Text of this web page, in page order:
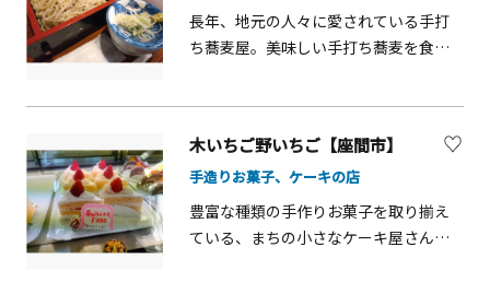
長年、地元の人々に愛されている手打
ち蕎麦屋。美味しい手打ち蕎麦を食べ
お得なメニューも大人気です。また、
近年では、外国の方にも好まれていま
す。
木いちご野いちご【座間市】
手造りお菓子、ケーキの店
豊富な種類の手作りお菓子を取り揃え
ている、まちの小さなケーキ屋さん。